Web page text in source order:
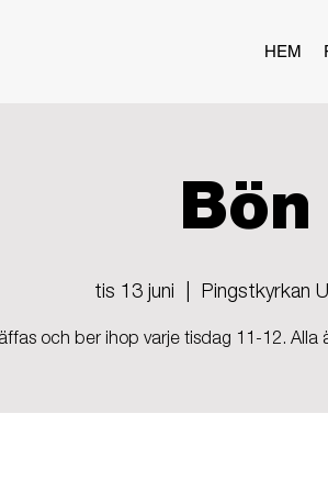
HEM
Bön
tis 13 juni Pingstkyrkan
och ber ihop varje tisdag 11-12. Alla